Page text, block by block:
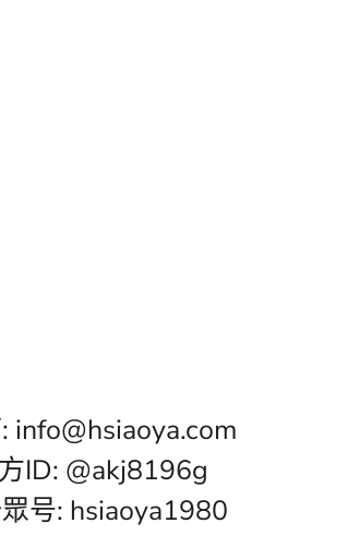
info@hsiaoya.com
ID: @akj8196g
号: hsiaoya1980